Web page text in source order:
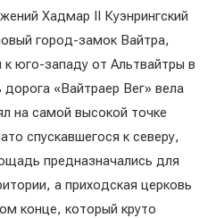
Хадмар II Куэнрингский
город-замок Вайтра,
юго-западу от Альтвайтры в
«Вайтраер Вег» вела
на самой высокой точке
спускавшегося к северу,
предназначались для
а приходская церковь
конце, который круто